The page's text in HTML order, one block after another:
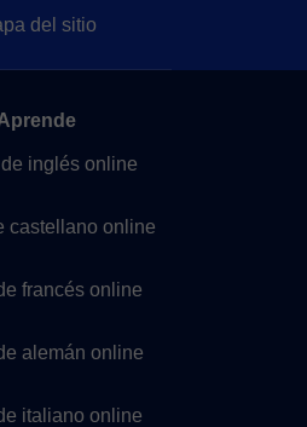
del sitio
inglés online
castellano online
francés online
alemán online
italiano online